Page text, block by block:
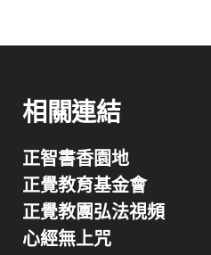
相關連結
正智書香園地
正覺教育基金會
正覺教團弘法視頻
心經無上咒